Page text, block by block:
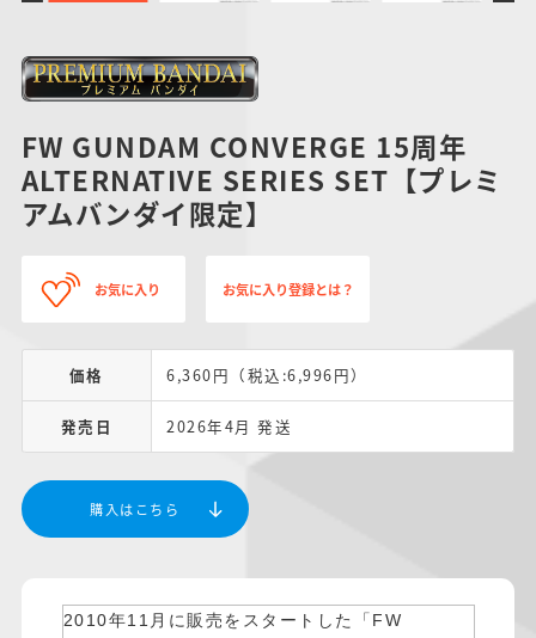
FW GUNDAM CONVERGE 15周年
ALTERNATIVE SERIES SET【プレミ
アムバンダイ限定】
お気に入り お気に入り登録とは？
価格 6,360円（税込:6,996円）
発売日 2026年4月 発送
購入はこちら
2010年11月に販売をスタートした「FW